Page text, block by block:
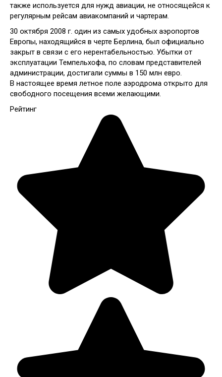
также используется для нужд авиации, не относящейся к
регулярным рейсам авиакомпаний и чартерам.
30 октября 2008 г. один из самых удобных аэропортов
Европы, находящийся в черте Берлина, был официально
закрыт в связи с его нерентабельностью. Убытки от
эксплуатации Темпельхофа, по словам представителей
администрации, достигали суммы в 150 млн евро.
В настоящее время летное поле аэродрома открыто для
свободного посещения всеми желающими.
Рейтинг